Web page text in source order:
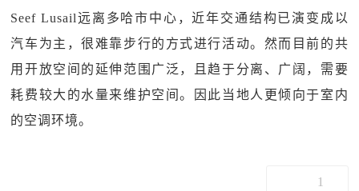
Seef Lusail远离多哈市中心，近年交通结构已演变成以
汽车为主，很难靠步行的方式进行活动。然而目前的共
用开放空间的延伸范围广泛，且趋于分离、广阔，需要
耗费较大的水量来维护空间。因此当地人更倾向于室内
的空调环境。
1